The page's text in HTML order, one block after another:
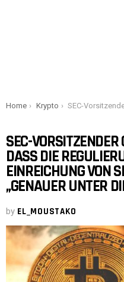
You are here:
Home Krypto SEC-Vorsitzender Gensler kündigt an, dass die Regulierungsbehörde die Einreichung von Spot-Bitcoin-ETFs „genauer unter die
SEC-
DASS DIE
EINREICHUNG VON
„GENAUER UNTER
by EL_MOUSTAKO